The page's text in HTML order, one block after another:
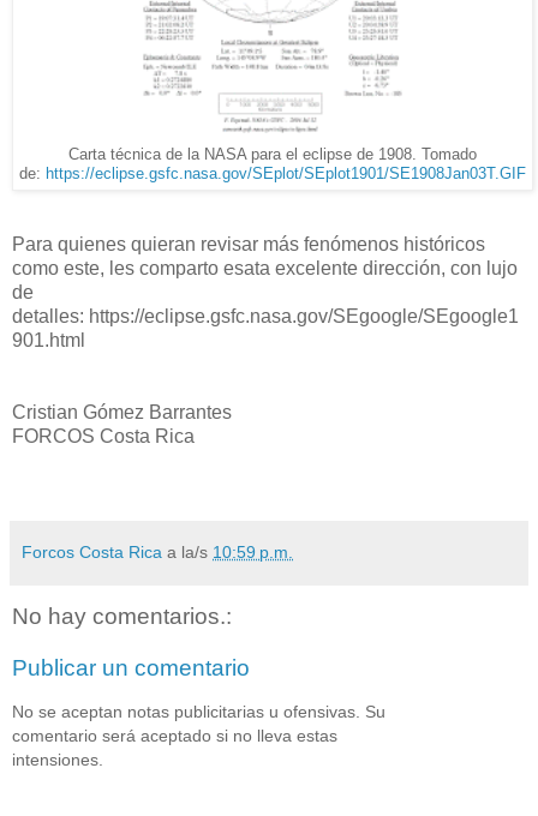
Carta técnica de la NASA para el eclipse de 1908. Tomado
de: https://eclipse.gsfc.nasa.gov/SEplot/SEplot1901/SE1908Jan03T.GIF
Para quienes quieran revisar más fenómenos históricos
como este, les comparto esata excelente dirección, con lujo
de
detalles: https://eclipse.gsfc.nasa.gov/SEgoogle/SEgoogle1
901.html
Cristian Gómez Barrantes
FORCOS Costa Rica
Forcos Costa Rica a la/s 10:59 p.m.
No hay comentarios.:
Publicar un comentario
No se aceptan notas publicitarias u ofensivas. Su
comentario será aceptado si no lleva estas
intensiones.